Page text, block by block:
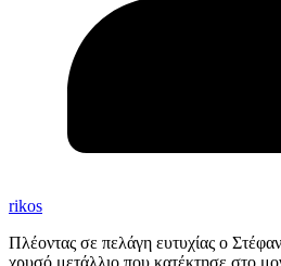
rikos
Πλέοντας σε πελάγη ευτυχίας ο